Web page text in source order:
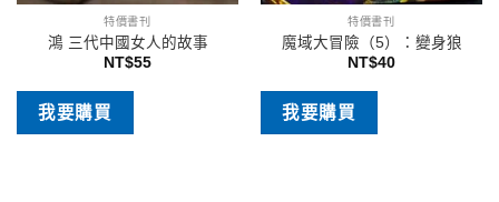
特價書刊
鴻 三代中國女人的故事
NT$55
我要購買
特價書刊
魔域大冒險（5）：變身狼
NT$40
我要購買